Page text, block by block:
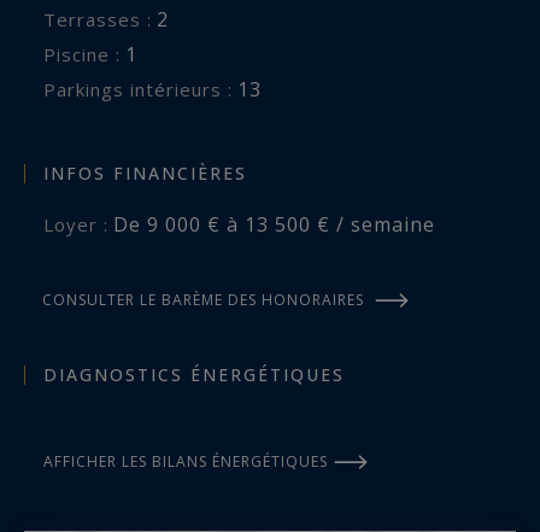
terrasses : 2
piscine : 1
parkings intérieurs : 13
INFOS FINANCIÈRES
Loyer : De 9 000 € à 13 500 € / semaine
CONSULTER LE BARÈME DES HONORAIRES
DIAGNOSTICS ÉNERGÉTIQUES
AFFICHER LES BILANS ÉNERGÉTIQUES